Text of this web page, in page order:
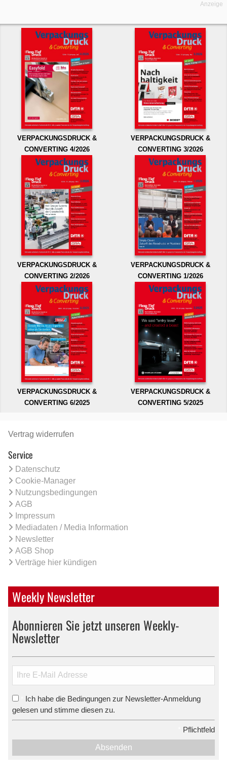
Anzeige
VERPACKUNGSDRUCK &
CONVERTING 4/2026
VERPACKUNGSDRUCK &
CONVERTING 3/2026
VERPACKUNGSDRUCK &
CONVERTING 2/2026
VERPACKUNGSDRUCK &
CONVERTING 1/2026
VERPACKUNGSDRUCK &
CONVERTING 6/2025
VERPACKUNGSDRUCK &
CONVERTING 5/2025
Vertrag widerrufen
Service
Datenschutz
Cookie-Manager
Nutzungsbedingungen
AGB
Impressum
Mediadaten / Media Information
Newsletter
AGB Shop
Verträge hier kündigen
Weekly Newsletter
Abonnieren Sie jetzt unseren Weekly-
Newsletter
Ich habe die Bedingungen zur Newsletter-Anmeldung
gelesen und stimme diesen zu.
Pflichtfeld
Absenden